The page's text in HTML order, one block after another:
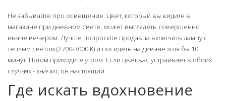
Не забывайте про освещение. Цвет, который вы видите в
магазине при дневном свете, может выглядеть совершенно
иначе вечером. Лучше попросите продавца включить лампу с
теплым светом (2700-3000 К) и посидеть на диване хотя бы 10
минут. Потом приходите утром. Если цвет вас устраивает в обоих
случаях - значит, он настоящий.
Где искать вдохновение